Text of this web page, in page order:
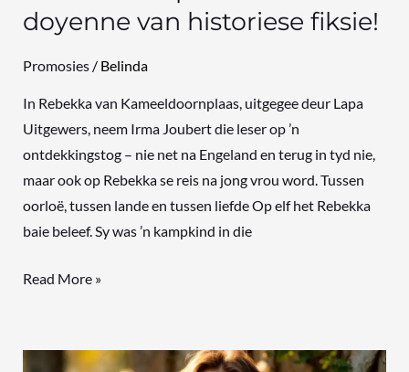
doyenne van historiese fiksie!
Promosies/ Belinda
In Rebekka van Kameeldoornplaas, uitgegee deur Lapa
Uitgewers, neem Irma Joubert die leser op ’n
ontdekkingstog – nie net na Engeland en terug in tyd nie,
maar ook op Rebekka se reis na jong vrou word. Tussen
oorloë, tussen lande en tussen liefde Op elf het Rebekka
baie beleef. Sy was ’n kampkind in die
Read More »
BATSEBA